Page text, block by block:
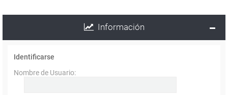
Información
Identificarse
Nombre de Usuario: